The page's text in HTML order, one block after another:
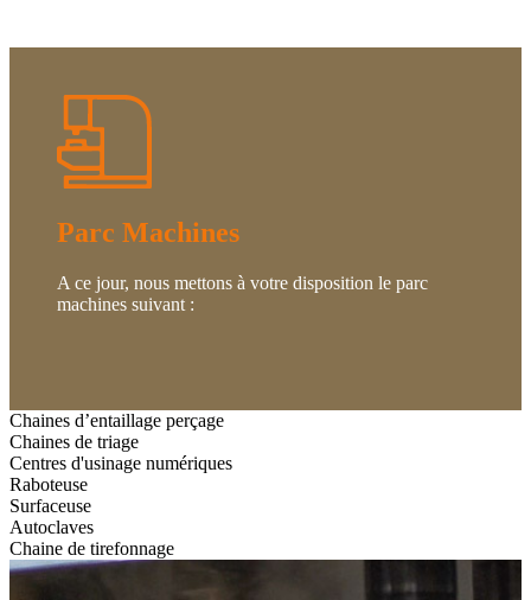
Parc Machines
A ce jour, nous mettons à votre disposition le parc
machines suivant :
Chaines d’entaillage perçage
Chaines de triage
Centres d'usinage numériques
Raboteuse
Surfaceuse
Autoclaves
Chaine de tirefonnage